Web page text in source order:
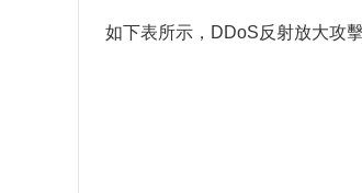
如下表所示，DDoS反射放大攻